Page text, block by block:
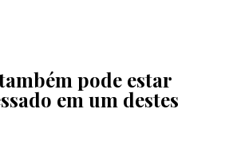
pode estar
em um destes